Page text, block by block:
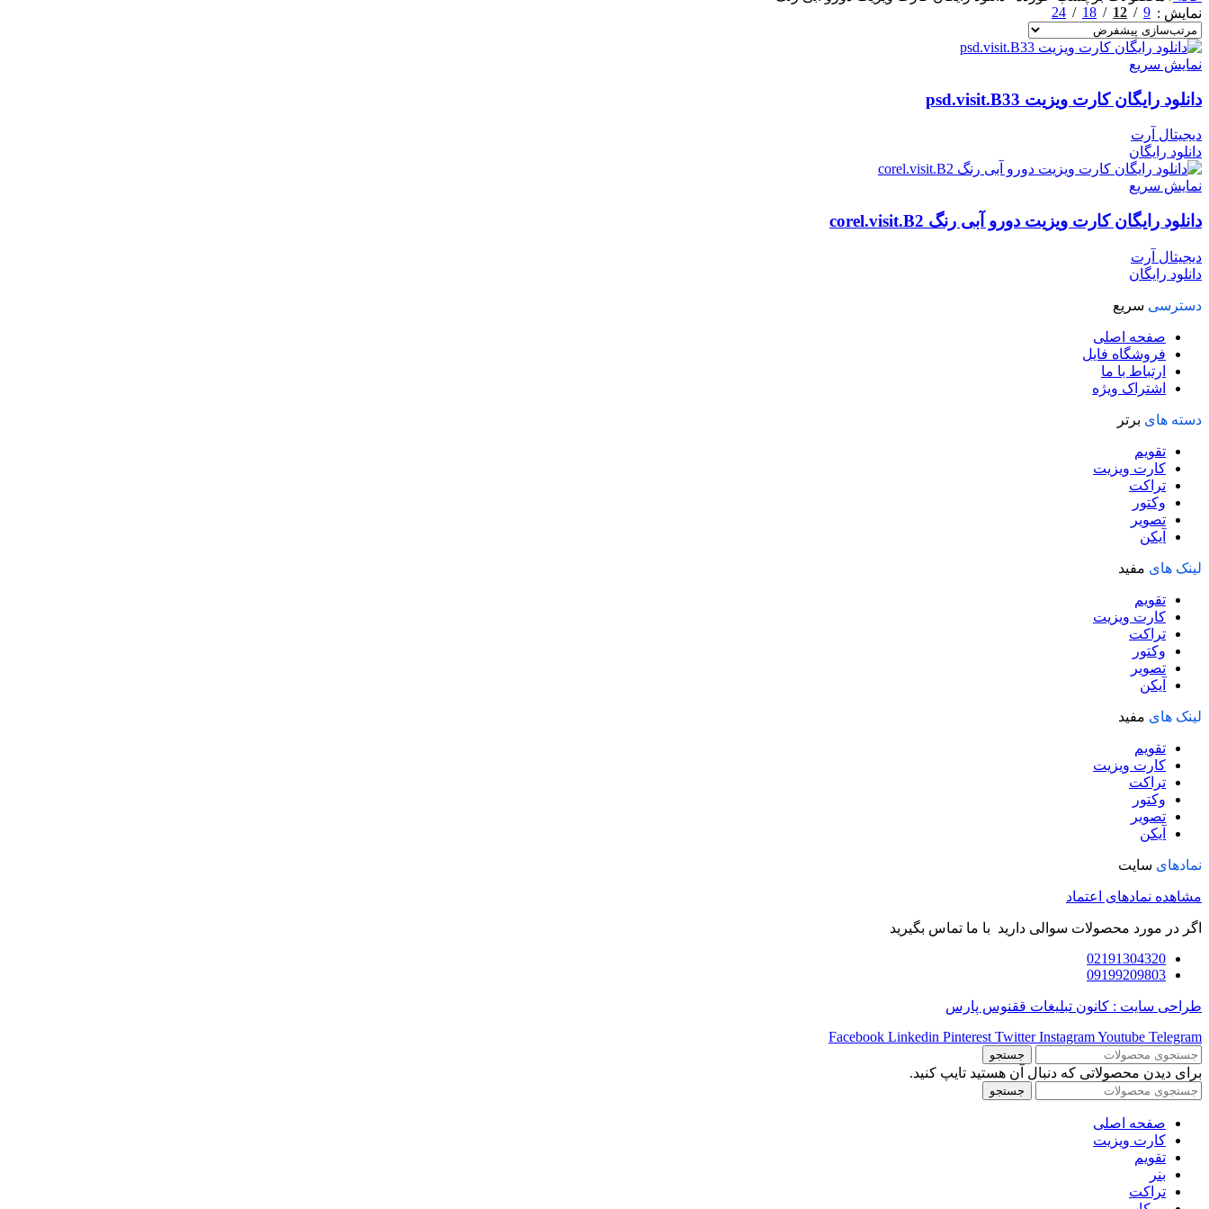
نمایش
9
12
18
24
نمایش سریع
دانلود رایگان کارت ویزیت psd.visit.B33
دیجیتال آرت
دانلود رایگان
نمایش سریع
دانلود رایگان کارت ویزیت دورو آبی رنگ corel.visit.B2
دیجیتال آرت
دانلود رایگان
دسترسی سریع
صفحه اصلی
فروشگاه فایل
ارتباط با ما
اشتراک ویژه
دسته های برتر
تقویم
کارت ویزیت
تراکت
وکتور
تصویر
آیکن
لینک های مفید
تقویم
کارت ویزیت
تراکت
وکتور
تصویر
آیکن
لینک های مفید
تقویم
کارت ویزیت
تراکت
وکتور
تصویر
آیکن
نمادهای سایت
مشاهده نمادهای اعتماد
اگر در مورد محصولات سوالی دارید با ما تماس بگیرید
02191304320
09199209803
طراحی سایت : کانون تبلیغات ققنوس پارس
Facebook Linkedin Pinterest Twitter InstagramYoutube Telegram
جستجو
برای دیدن محصولاتی که دنبال آن هستید تایپ کنید.
جستجو
صفحه اصلی
کارت ویزیت
تقویم
بنر
تراکت